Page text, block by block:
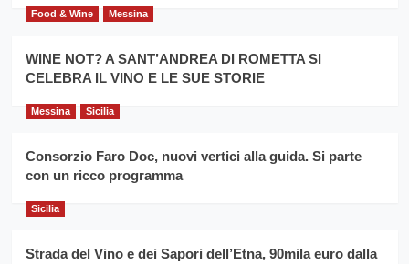
duro
siciliano
consecutivo
Caruso
Food & Wine Messina
WINE NOT? A SANT’ANDREA DI ROMETTA SI
CELEBRA IL VINO E LE SUE STORIE
Messina Sicilia
Consorzio Faro Doc, nuovi vertici alla guida. Si parte
con un ricco programma
Sicilia
Strada del Vino e dei Sapori dell’Etna, 90mila euro dalla